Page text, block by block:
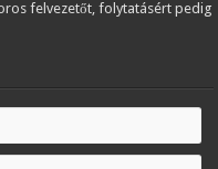
felvezetőt, folytatásért pedig